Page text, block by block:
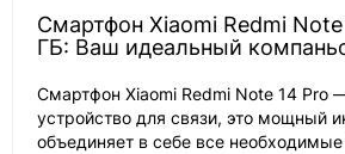
Смартфон Xiaomi Redmi Note
ГБ: Ваш идеальный
Смартфон Xiaomi Redmi Note 14 Pro
устройство для связи, это мощный
объединяет в себе все